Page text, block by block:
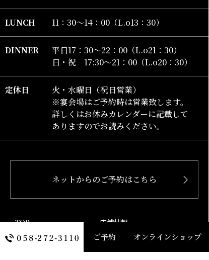
ひしの寿司フェイスブック
LUNCH 11：30～14：00（L.o13：30）
DINNER
平日17：30～22：00（L.o21：30）
日・祝 17:30～21：00（L.o20：30）
定休日
火・水曜日（祝日営業）
※宴会場はご予約時は営業致します。
詳しくはお休みカレンダーに記載して
ありますのでお読みください。
ネットからのご予約はこちら
TOP
お品書き
店舗情報
新着情報
オンラインショッピング
ご予約 オンラインショップ